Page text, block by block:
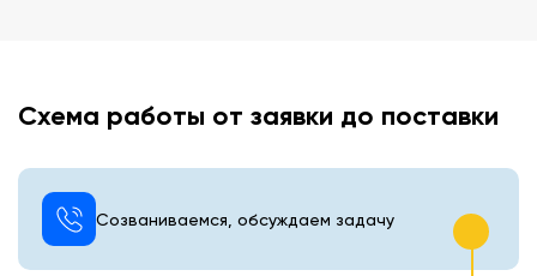
Схема работы от заявки до поставки
Созваниваемся, обсуждаем задачу